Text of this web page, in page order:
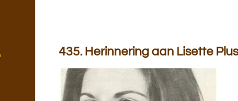
435. Herinnering aan Lisette